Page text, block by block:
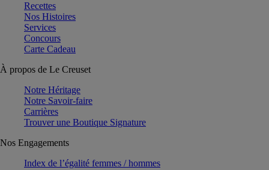
Recettes
Nos Histoires
Services
Concours
Carte Cadeau
À propos de Le Creuset
Notre Héritage
Notre Savoir-faire
Carrières
Trouver une Boutique Signature
Nos Engagements
Index de l’égalité femmes / hommes